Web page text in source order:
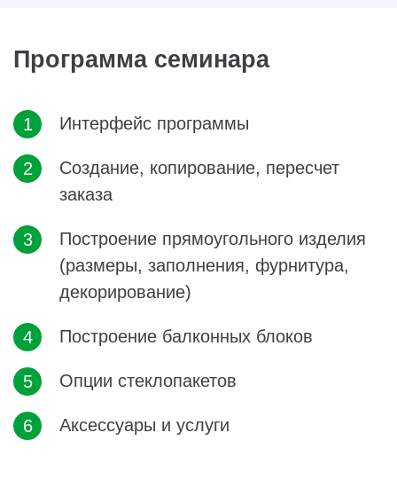
Программа семинара
Интерфейс программы
Создание, копирование, пересчет
заказа
Построение прямоугольного изделия
(размеры, заполнения, фурнитура,
декорирование)
Построение балконных блоков
Опции стеклопакетов
Аксессуары и услуги